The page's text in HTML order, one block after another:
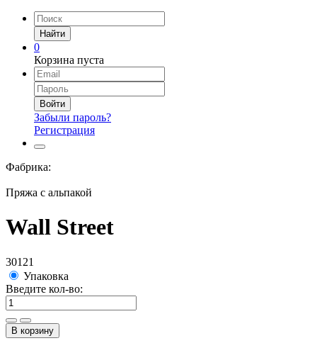
Найти
0
Корзина пуста
Войти
Забыли пароль?
Регистрация
Фабрика:
Пряжа с альпакой
Wall Street
30121
Упаковка
Введите кол-во:
В корзину